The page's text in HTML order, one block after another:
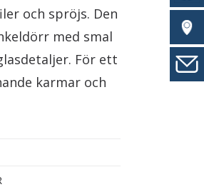
och spröjs. Den
med smal
För ett
karmar och